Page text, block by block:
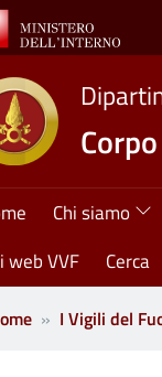
Chi siamo
web VVF
Cerca
I Vigili del